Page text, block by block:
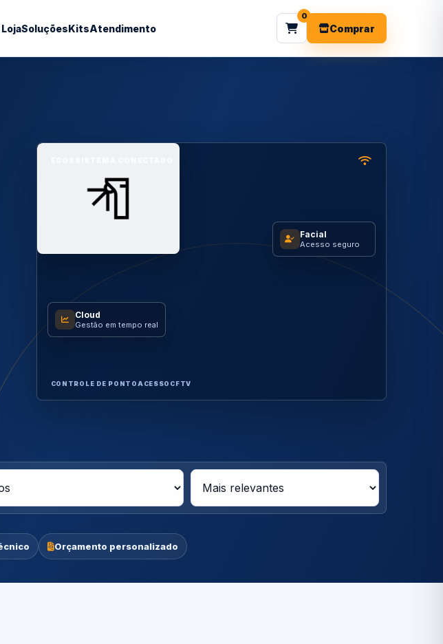
LojaSoluçõesKitsAtendimento
0
Comprar
Facial
Acesso seguro
Cloud
Gestão em tempo real
CONTROLE DE PONTO ACESSO CFTV
Orçamento personalizado